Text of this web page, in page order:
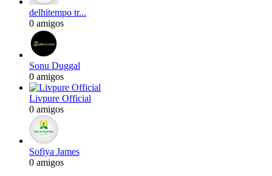
delhitempo tr...
0 amigos
Sonu Duggal
0 amigos
Livpure Official
0 amigos
Sofiya James
0 amigos